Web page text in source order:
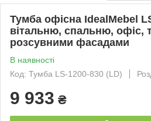
Тумба офісна IdealMebel
вітальню, спальню, офіс,
розсувними фасадами
В наявності
Код: Тумба LS-1200-830 (LD)
9 933 ₴